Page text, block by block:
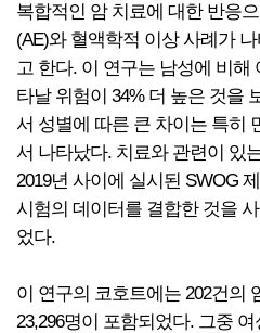
복합적인 암 치료에 대한 반응
(AE)와 혈액학적 이상 사례가
고 한다. 이 연구는 남성에 비해
타날 위험이 34% 더 높은 것을
서 성별에 따른 큰 차이는 특히
서 나타났다. 치료와 관련이 있
2019년 사이에 실시된 SWOG
시험의 데이터를 결합한 것을
었다.
이 연구의 코호트에는 202건의
23,296명이 포함되었다. 그중